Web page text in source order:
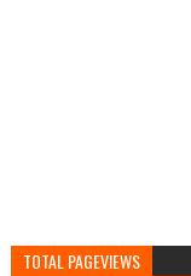
TOTAL PAGEVIEWS